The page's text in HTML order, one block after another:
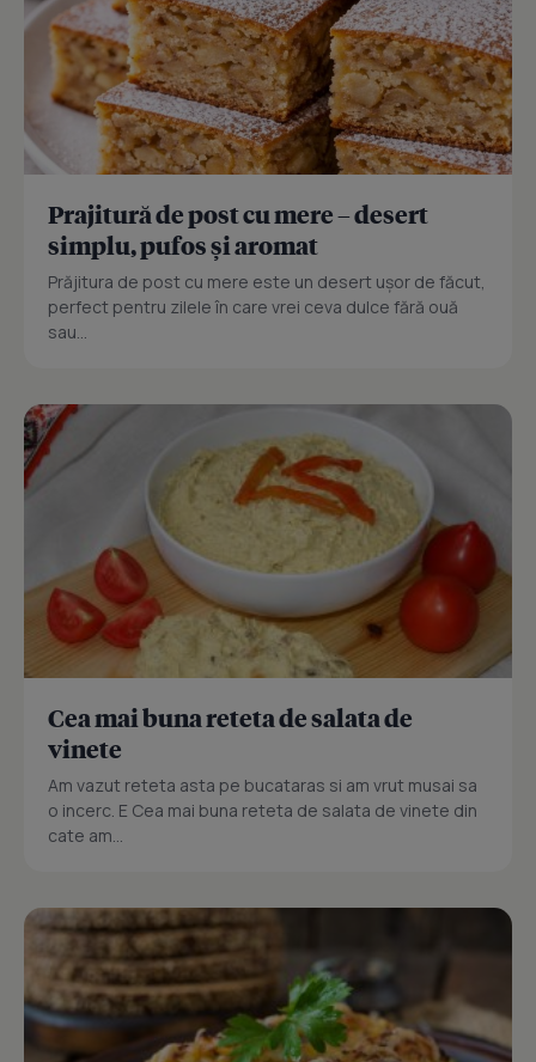
Prajitură de post cu mere – desert
simplu, pufos și aromat
Prăjitura de post cu mere este un desert ușor de făcut,
perfect pentru zilele în care vrei ceva dulce fără ouă
sau...
Cea mai buna reteta de salata de
vinete
Am vazut reteta asta pe bucataras si am vrut musai sa
o incerc. E Cea mai buna reteta de salata de vinete din
cate am...